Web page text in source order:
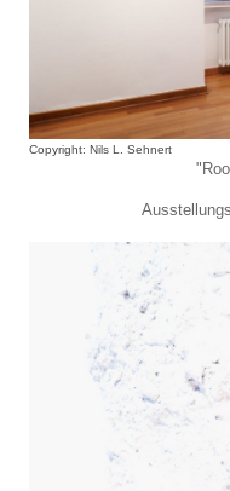
Copyright: Nils L. Sehnert